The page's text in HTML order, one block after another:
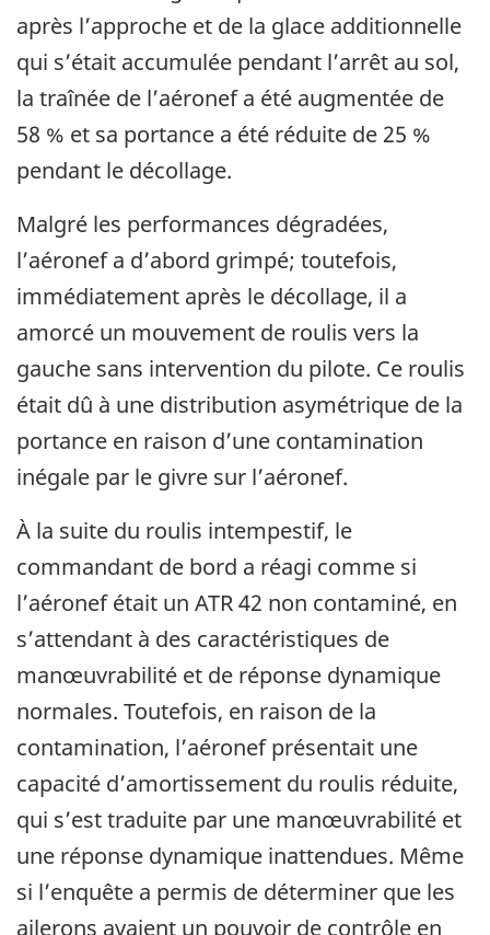
après l’approche et de la glace additionnelle
qui s’était accumulée pendant l’arrêt au sol,
la traînée de l’aéronef a été augmentée de
58 % et sa portance a été réduite de 25 %
pendant le décollage.
Malgré les performances dégradées,
l’aéronef a d’abord grimpé; toutefois,
immédiatement après le décollage, il a
amorcé un mouvement de roulis vers la
gauche sans intervention du pilote. Ce roulis
était dû à une distribution asymétrique de la
portance en raison d’une contamination
inégale par le givre sur l’aéronef.
À la suite du roulis intempestif, le
commandant de bord a réagi comme si
l’aéronef était un ATR 42 non contaminé, en
s’attendant à des caractéristiques de
manœuvrabilité et de réponse dynamique
normales. Toutefois, en raison de la
contamination, l’aéronef présentait une
capacité d’amortissement du roulis réduite,
qui s’est traduite par une manœuvrabilité et
une réponse dynamique inattendues. Même
si l’enquête a permis de déterminer que les
ailerons avaient un pouvoir de contrôle en